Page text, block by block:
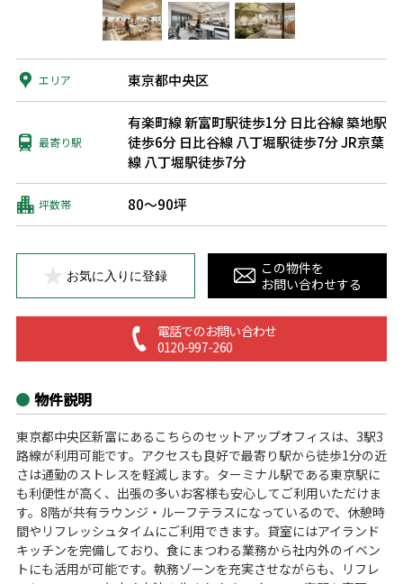
エリア 東京都中央区
最寄り駅
有楽町線 新富町駅徒歩1分日比谷線 築地駅
徒歩6分日比谷線 八丁堀駅徒歩7分JR京葉
線 八丁堀駅徒歩7分
坪数帯 80～90坪
お気に入りに登録
この物件を
お問い合わせする
電話でのお問い合わせ
0120-997-260
物件説明
東京都中央区新富にあるこちらのセットアップオフィスは、3駅3
路線が利用可能です。アクセスも良好で最寄り駅から徒歩1分の近
さは通勤のストレスを軽減します。ターミナル駅である東京駅に
も利便性が高く、出張の多いお客様も安心してご利用いただけま
す。8階が共有ラウンジ・ルーフテラスになっているので、休憩時
間やリフレッシュタイムにご利用できます。貸室にはアイランド
キッチンを完備しており、食にまつわる業務から社内外のイベン
トにも活用が可能です。執務ゾーンを充実させながらも、リフレ